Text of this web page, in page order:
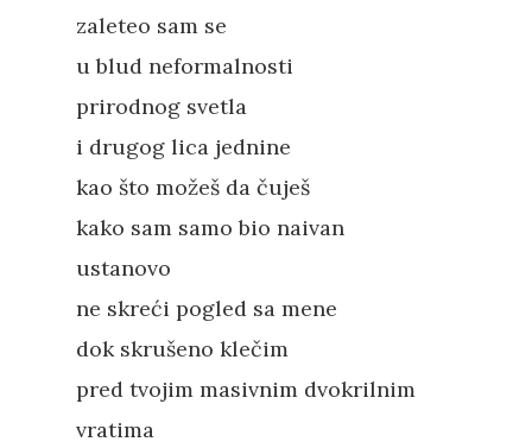
Pritisnite "Enter" da pretražite ili
zaleteo sam se
u blud neformalnosti
prirodnog svetla
i drugog lica jednine
kao što možeš da čuješ
kako sam samo bio naivan
ustanovo
ne skreći pogled sa mene
dok skrušeno klečim
pred tvojim masivnim dvokrilnim
vratima